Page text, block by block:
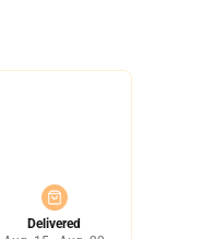
Delivered